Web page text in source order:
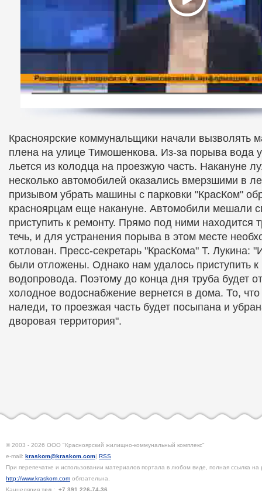
Красноярские коммунальщики начали вызволять
плена на улице Тимошенкова. Из-за порыва вода
льется из колодца на проезжую часть. Накануне
несколько автомобилей оказались вмерзшими в
призывом убрать машины с парковки "КрасКом"
красноярцам еще накануне. Автомобили мешали
приступить к ремонту. Прямо под ними находится
течь, и для устранения порыва в этом месте
котлован. Пресс-секретарь "КрасКома" Т. Лукина:
были отложены. Однако нам удалось приступить к
водопровода. Поэтому до конца дня труба будет
холодное водоснабжение вернется в дома. То, что
наледи, то проезжая часть будет посыпана и
дворовая территория".
© 2003 - 2026 ООО "Красноярский жилищно-коммунальный комплекс"
e-mail: kraskom@kraskom.com| RSS
При перепечатке и использовании материалов портала в любом виде, полная ссылка на
http://www.kraskom.com обязательна.
Канцелярия тел.: +7 391 226-74-36